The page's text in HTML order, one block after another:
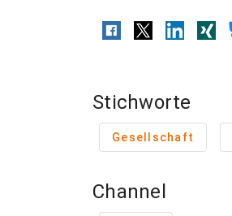
Stichworte
Gesellschaft
Channel